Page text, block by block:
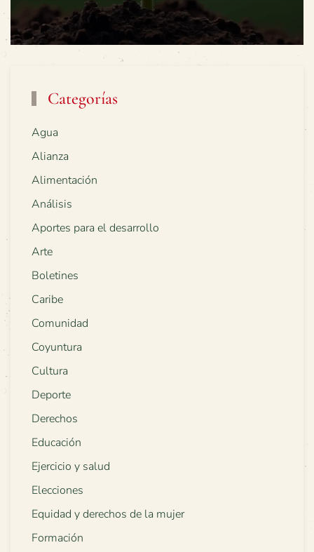
Categorías
Agua
Alianza
Alimentación
Análisis
Aportes para el desarrollo
Arte
Boletines
Caribe
Comunidad
Coyuntura
Cultura
Deporte
Derechos
Educación
Ejercicio y salud
Elecciones
Equidad y derechos de la mujer
Formación